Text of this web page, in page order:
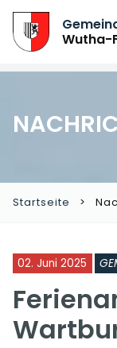
Wutha-
Startseite
02. Juni 2025